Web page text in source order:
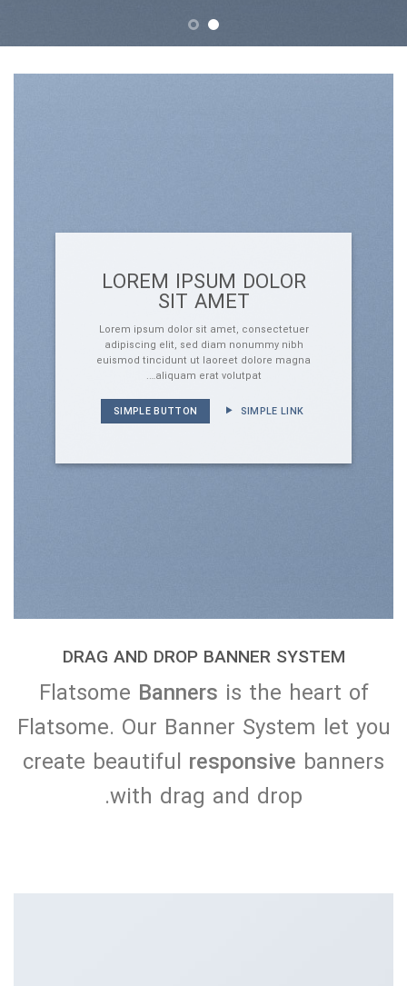
LOREM IPSUM DOLOR
SIT AMET
Lorem ipsum dolor sit amet, consectetuer
adipiscing elit, sed diam nonummy nibh
euismod tincidunt ut laoreet dolore magna
aliquam erat volutpat….
SIMPLE LINK
SIMPLE BUTTON
DRAG AND DROP BANNER SYSTEM
Flatsome Banners is the heart of
Flatsome. Our Banner System let you
create beautiful responsive banners
with drag and drop.